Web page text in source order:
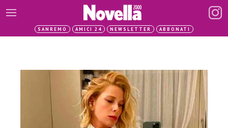
SANREMO AMICI 24 NEWSLETTER ABBONATI